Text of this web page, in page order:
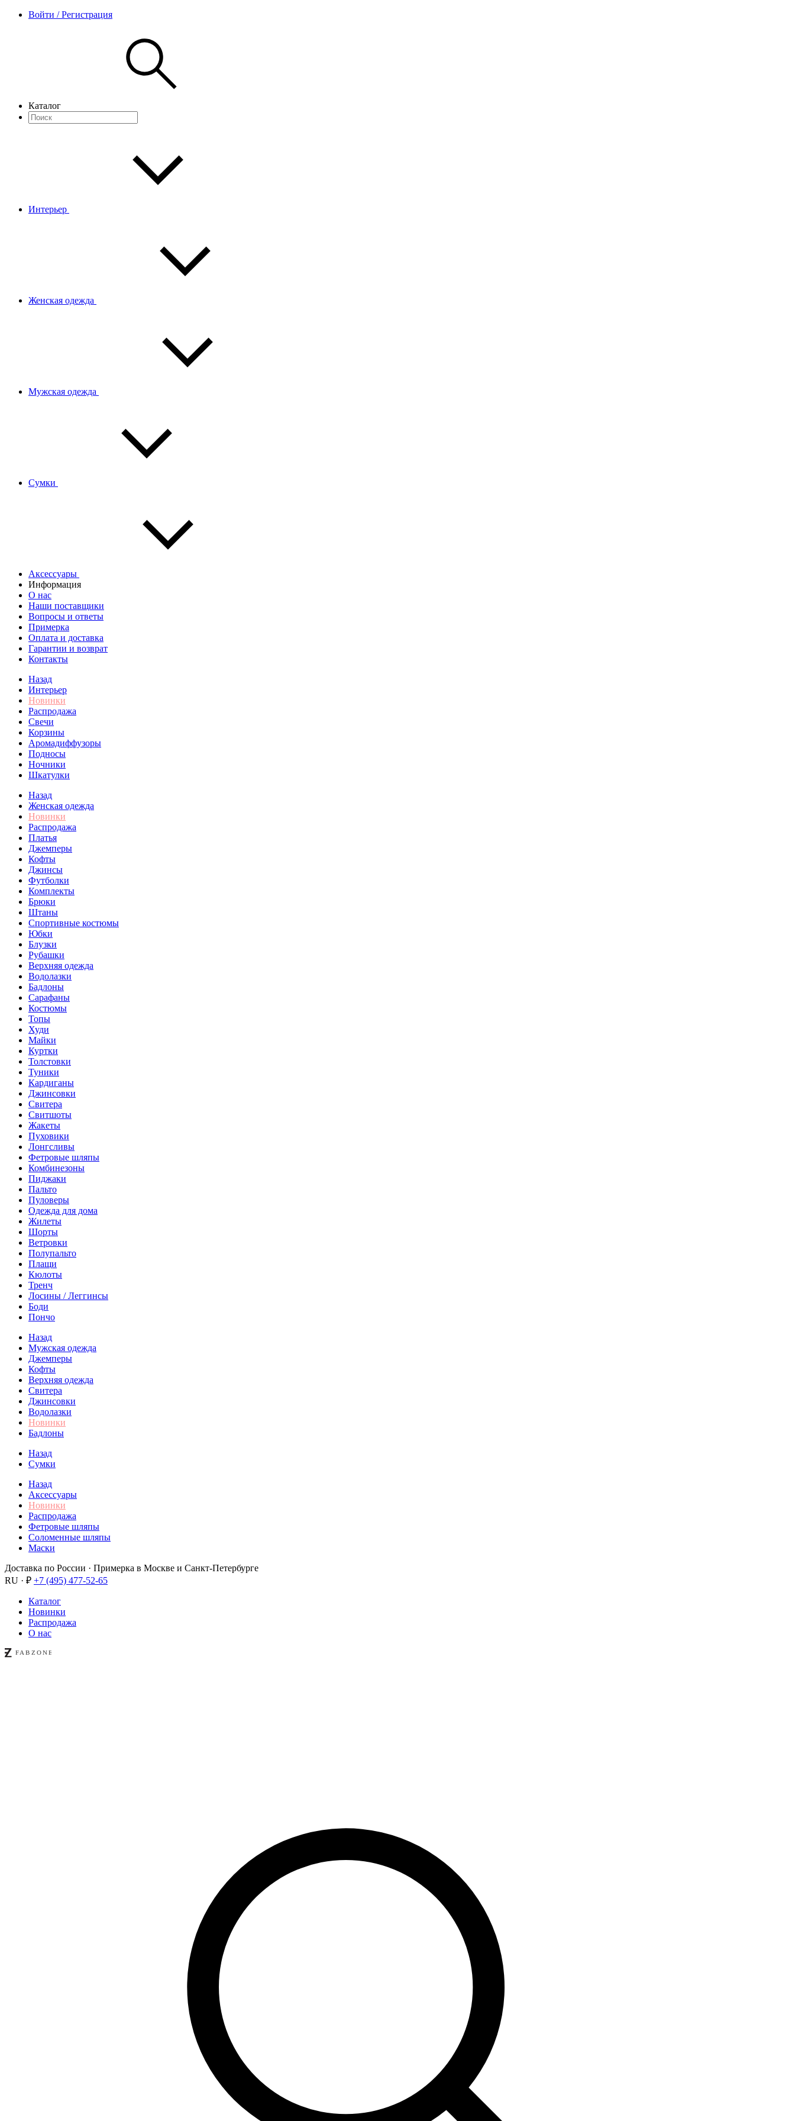
Войти / Регистрация
Каталог
Интерьер
Женская одежда
Мужская одежда
Сумки
Аксессуары
Информация
О нас
Наши поставщики
Вопросы и ответы
Примерка
Оплата и доставка
Гарантии и возврат
Контакты
Назад
Интерьер
Новинки
Распродажа
Свечи
Корзины
Аромадиффузоры
Подносы
Ночники
Шкатулки
Назад
Женская одежда
Новинки
Распродажа
Платья
Джемперы
Кофты
Джинсы
Футболки
Комплекты
Брюки
Штаны
Спортивные костюмы
Юбки
Блузки
Рубашки
Верхняя одежда
Водолазки
Бадлоны
Сарафаны
Костюмы
Топы
Худи
Майки
Куртки
Толстовки
Туники
Кардиганы
Джинсовки
Свитера
Свитшоты
Жакеты
Пуховики
Лонгсливы
Фетровые шляпы
Комбинезоны
Пиджаки
Пальто
Пуловеры
Одежда для дома
Жилеты
Шорты
Ветровки
Полупальто
Плащи
Кюлоты
Тренч
Лосины / Леггинсы
Боди
Пончо
Назад
Мужская одежда
Джемперы
Кофты
Верхняя одежда
Свитера
Джинсовки
Водолазки
Новинки
Бадлоны
Назад
Сумки
Назад
Аксессуары
Новинки
Распродажа
Фетровые шляпы
Соломенные шляпы
Маски
Доставка по России · Примерка в Москве и Санкт-Петербурге
RU · ₽ +7 (495) 477-52-65
Каталог
Новинки
Распродажа
О нас